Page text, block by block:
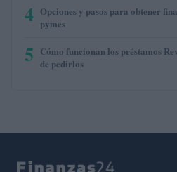
4 Opciones y pasos para obtener
pymes
5 Cómo funcionan los préstamos
de pedirlos